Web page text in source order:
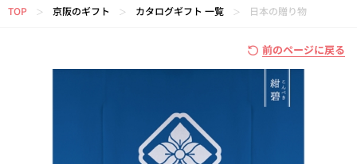
TOP ＞ 京阪のギフト ＞ カタログギフト 一覧 ＞ 日本の贈り物
前のページに戻る